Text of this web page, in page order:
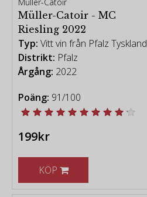
Müller-Catoir - MC
Riesling 2022
Typ: Vitt vin från Pfalz Tyskland
Distrikt: Pfalz
Årgång: 2022
Poäng: 91/100
199kr
KÖP